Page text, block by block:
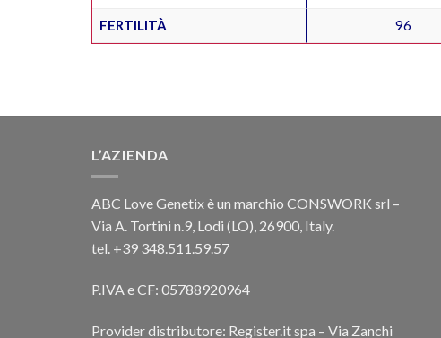
FERTILITÀ 96
L’AZIENDA
ABC Love Genetix è un marchio CONSWORK srl –
Via A. Tortini n.9, Lodi (LO), 26900, Italy.
tel. +39 348.511.59.57
P.IVA e CF: 05788920964
Provider distributore: Register.it spa – Via Zanchi